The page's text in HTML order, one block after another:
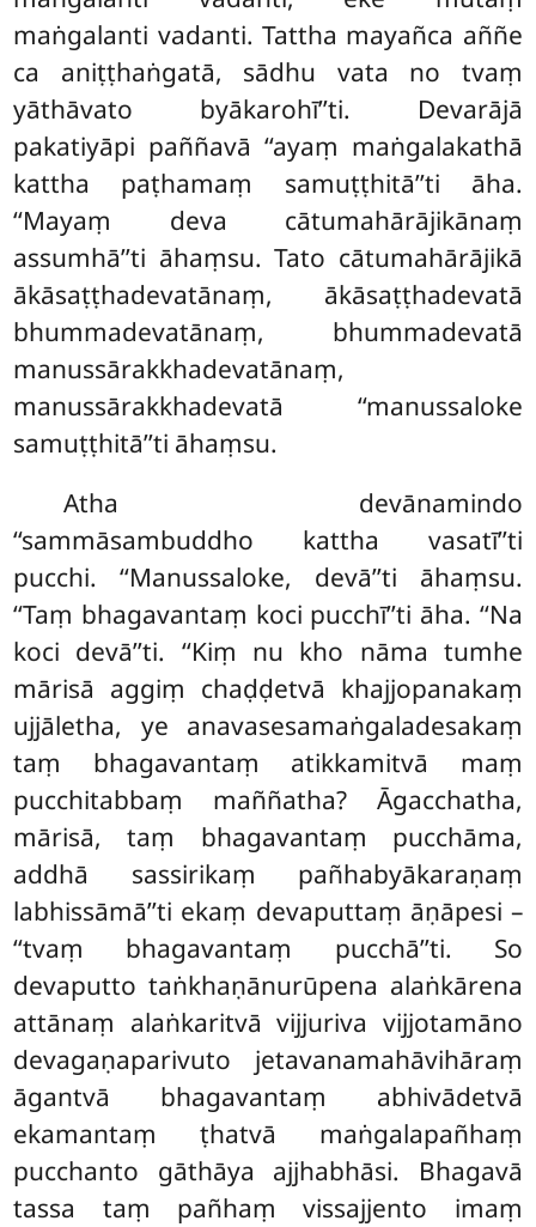
maṅgalanti vadanti. Tattha mayañca aññe
ca aniṭṭhaṅgatā, sādhu vata no tvaṃ
yāthāvato byākarohī’’ti. Devarājā
pakatiyāpi paññavā ‘‘ayaṃ maṅgalakathā
kattha paṭhamaṃ samuṭṭhitā’’ti āha.
‘‘Mayaṃ deva cātumahārājikānaṃ
assumhā’’ti āhaṃsu. Tato cātumahārājikā
ākāsaṭṭhadevatānaṃ, ākāsaṭṭhadevatā
bhummadevatānaṃ, bhummadevatā
manussārakkhadevatānaṃ,
manussārakkhadevatā ‘‘manussaloke
samuṭṭhitā’’ti āhaṃsu.
Atha devānamindo
‘‘sammāsambuddho kattha vasatī’’ti
pucchi. ‘‘Manussaloke, devā’’ti āhaṃsu.
‘‘Taṃ bhagavantaṃ koci pucchī’’ti āha. ‘‘Na
koci devā’’ti. ‘‘Kiṃ nu kho nāma tumhe
mārisā aggiṃ chaḍḍetvā khajjopanakaṃ
ujjāletha, ye anavasesamaṅgaladesakaṃ
taṃ bhagavantaṃ atikkamitvā maṃ
pucchitabbaṃ maññatha? Āgacchatha,
mārisā, taṃ bhagavantaṃ pucchāma,
addhā sassirikaṃ pañhabyākaraṇaṃ
labhissāmā’’ti ekaṃ devaputtaṃ āṇāpesi –
‘‘tvaṃ bhagavantaṃ pucchā’’ti. So
devaputto taṅkhaṇānurūpena alaṅkārena
attānaṃ alaṅkaritvā vijjuriva vijjotamāno
devagaṇaparivuto jetavanamahāvihāraṃ
āgantvā bhagavantaṃ abhivādetvā
ekamantaṃ ṭhatvā maṅgalapañhaṃ
pucchanto gāthāya ajjhabhāsi. Bhagavā
tassa taṃ pañhaṃ vissajjento imaṃ